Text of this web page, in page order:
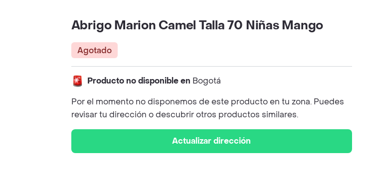
Abrigo Marion Camel Talla 70 Niñas Mango
Agotado
Producto no disponible en Bogotá
Por el momento no disponemos de este producto en tu zona. Puedes
revisar tu dirección o descubrir otros productos similares.
Actualizar dirección